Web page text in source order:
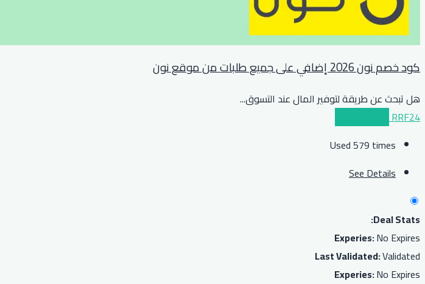
كود خصم نون 2026 إضافي على جميع طلبات من موقع نون
هل تبحث عن طريقة لتوفير المال عند التسوق...
RRF24
Used 579 times
See Details
Deal Stats:
Experies:No Expires
Last Validated:Validated
Experies:No Expires